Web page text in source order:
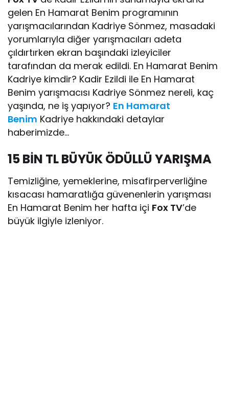
gelen En Hamarat Benim programının
yarışmacılarından Kadriye Sönmez, masadaki
yorumlarıyla diğer yarışmacıları adeta
çıldırtırken ekran başındaki izleyiciler
tarafından da merak edildi. En Hamarat Benim
Kadriye kimdir? Kadir Ezildi ile En Hamarat
Benim yarışmacısı Kadriye Sönmez nereli, kaç
yaşında, ne iş yapıyor? En Hamarat
Benim Kadriye hakkındaki detaylar
haberimizde…
15 BİN TL BÜYÜK ÖDÜLLÜ YARIŞMA
Temizliğine, yemeklerine, misafirperverliğine
kısacası hamaratlığa güvenenlerin yarışması
En Hamarat Benim her hafta içi Fox TV’de
büyük ilgiyle izleniyor.